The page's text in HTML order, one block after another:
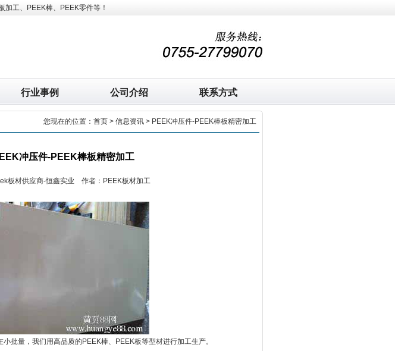
工、PEEK棒、PEEK零件等！
行业事例 公司介绍 联系方式
您现在的位置： 首页 > 信息资讯 > PEEK冲压件-PEEK棒板精密加工
冲压件-PEEK棒板精密加工
板材供应商-恒鑫实业 作者：PEEK板材加工
批量，我们用高品质的PEEK棒、PEEK板等型材进行加工生产。